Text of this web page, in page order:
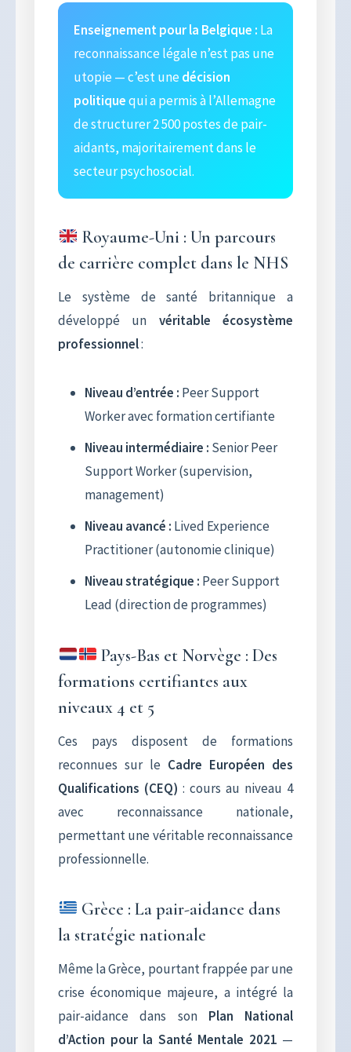
Enseignement pour la Belgique : La
reconnaissance légale n’est pas une
utopie — c’est unedécision
politiquequi a permis à l’Allemagne
de structurer 2 500 postes de pair-
aidants, majoritairement dans le
secteur psychosocial.
Royaume-Uni : Un parcours
de carrière complet dans le NHS
Le système de santé britannique a
développé un véritable écosystème
professionnel:
Niveau d’entrée : Peer Support
Worker avec formation certifiante
Niveau intermédiaire : Senior Peer
Support Worker (supervision,
management)
Niveau avancé : Lived Experience
Practitioner (autonomie clinique)
Niveau stratégique : Peer Support
Lead (direction de programmes)
Pays-Bas et Norvège : Des
formations certifiantes aux
niveaux 4 et 5
Ces pays disposent de formations
reconnues sur le Cadre Européen des
Qualifications (CEQ) : cours au niveau 4
avec reconnaissance nationale,
permettant une véritable reconnaissance
professionnelle.
Grèce : La pair-aidance dans
la stratégie nationale
Même la Grèce, pourtant frappée par une
crise économique majeure, a intégré la
pair-aidance dans son Plan National
d’Action pour la Santé Mentale 2021 —